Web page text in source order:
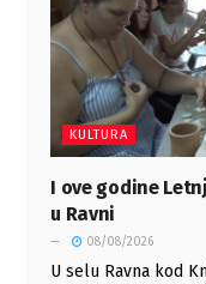
KULTURA
I ove godine
u Ravni
08/08/2026
U selu Ravna kod